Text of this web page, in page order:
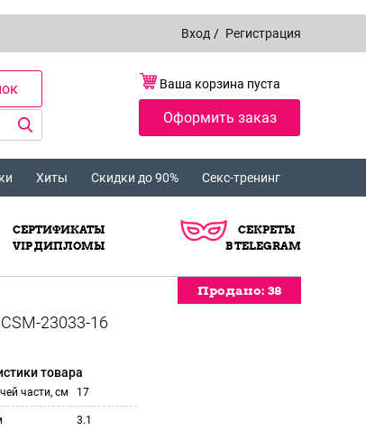
Вход / Регистрация
Ваша корзина пуста
Оформить заказ
Хиты Скидки до 90% Секс-тренинг
СЕРТИФИКАТЫ
VIP ДИПЛОМЫ
СЕКРЕТЫ
В TELEGRAM
Продано: 38
товара
части, см 17
3.1